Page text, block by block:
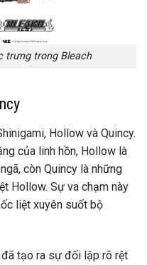
trưng trong Bleach
Hollow và Quincy.
của linh hồn, Hollow là
còn Quincy là những
Hollow. Sự va chạm này
liệt xuyên suốt bộ
tạo ra sự đối lập rõ rệt